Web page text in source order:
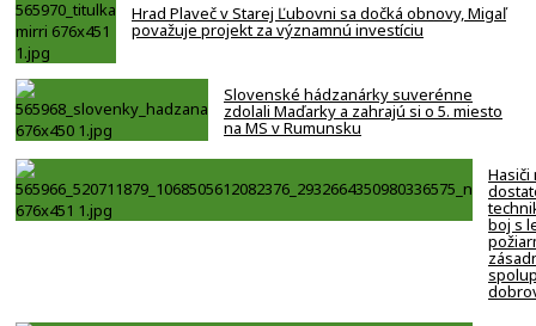
Hrad Plaveč v Starej Ľubovni sa dočká obnovy, Migaľ
považuje projekt za významnú investíciu
Slovenské hádzanárky suverénne
zdolali Maďarky a zahrajú si o 5. miesto
na MS v Rumunsku
Hasiči
boj s